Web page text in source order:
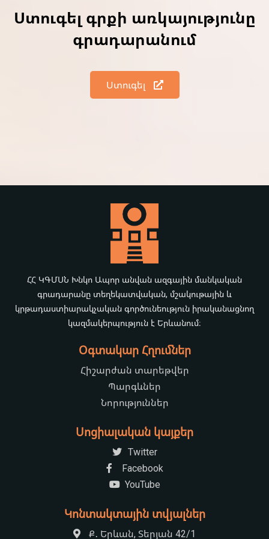
Ստուգել գրքի առկայությունը
գրադարանում
Ստուգել
ՀՀ ԿԳՄՍՆ Խնկո Ապոր անվան ազգային մանկական
գրադարանը տեղեկատվական, մշակութային և
կրթադաստիարակչական գործունեություն իրականացնող
կազմակերպություն է Երևանում։
Օգտակար Հղումներ
Հիշարժան տարեթվեր
Պարգևներ
Նորություններ
Սոցիալական կայքեր
Twitter
Facebook
YouTube
Կոնտակտային տվյալներ
Ք․ Երևան, Տերյան 42/1